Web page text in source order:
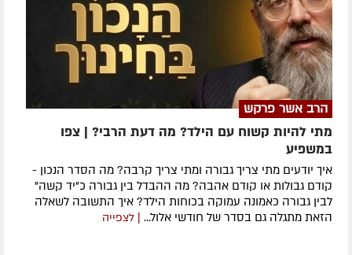
הרב אשר פרקש
מתי להיות קשוח עם הילד? מה דעת הרבי? | צפו
במשפיע
איך יודעים מתי צריך גבורה ומתי צריך קרבה? מה הסדר הנכון -
קודם גבולות או קודם אהבה? מה ההבדל בין גבורה כ"יד קשה"
לבין גבורה כאמונה עמוקה בכוחות הילד? איך התשובה לשאלה
הזאת מתגלה גם בסדר של חודשי אלול... | לצפייה